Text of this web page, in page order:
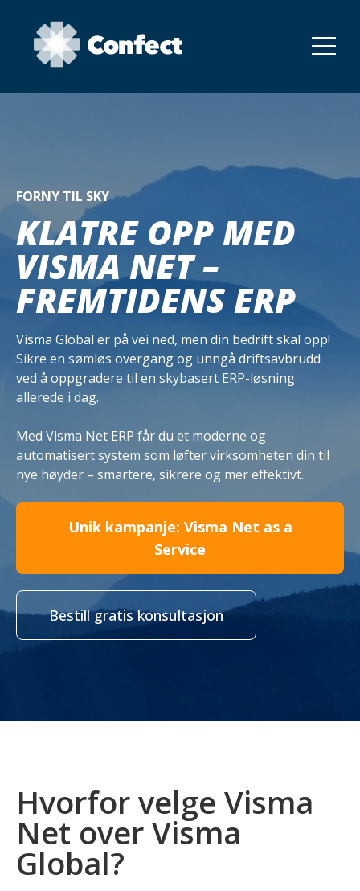
FORNY TIL SKY
KLATRE OPP MED
VISMA NET –
FREMTIDENS ERP
Visma Global er på vei ned, men din bedrift skal opp!
Sikre en sømløs overgang og unngå driftsavbrudd
ved å oppgradere til en skybasert ERP-løsning
allerede i dag.
Med Visma Net ERP får du et moderne og
automatisert system som løfter virksomheten din til
nye høyder – smartere, sikrere og mer effektivt.
Unik kampanje: Visma Net as a
Service
Bestill gratis konsultasjon
Hvorfor velge Visma
Net over Visma
Global?